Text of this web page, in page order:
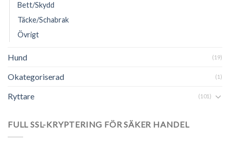
Bett/Skydd
Täcke/Schabrak
Övrigt
Hund (19)
Okategoriserad (1)
Ryttare (101)
FULL SSL-KRYPTERING FÖR SÄKER HANDEL